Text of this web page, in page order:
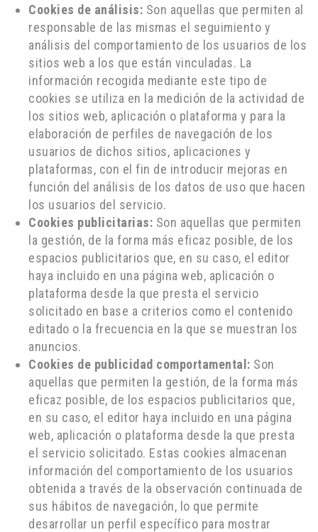
Cookies de análisis: Son aquellas que permiten al
responsable de las mismas el seguimiento y
análisis del comportamiento de los usuarios de los
sitios web a los que están vinculadas. La
información recogida mediante este tipo de
cookies se utiliza en la medición de la actividad de
los sitios web, aplicación o plataforma y para la
elaboración de perfiles de navegación de los
usuarios de dichos sitios, aplicaciones y
plataformas, con el fin de introducir mejoras en
función del análisis de los datos de uso que hacen
los usuarios del servicio.
Cookies publicitarias: Son aquellas que permiten
la gestión, de la forma más eficaz posible, de los
espacios publicitarios que, en su caso, el editor
haya incluido en una página web, aplicación o
plataforma desde la que presta el servicio
solicitado en base a criterios como el contenido
editado o la frecuencia en la que se muestran los
anuncios.
Cookies de publicidad comportamental: Son
aquellas que permiten la gestión, de la forma más
eficaz posible, de los espacios publicitarios que,
en su caso, el editor haya incluido en una página
web, aplicación o plataforma desde la que presta
el servicio solicitado. Estas cookies almacenan
información del comportamiento de los usuarios
obtenida a través de la observación continuada de
sus hábitos de navegación, lo que permite
desarrollar un perfil específico para mostrar